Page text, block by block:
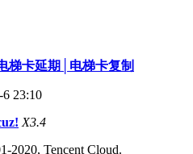
梯卡延期│电梯卡复制
23:10
X3.4
2020, Tencent Cloud.